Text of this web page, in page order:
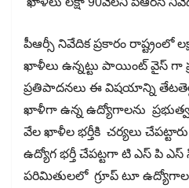
పీఆర్సీ నివేదిక ప్రకారం రాష్ట్రంలో
ఖాళీలు ఉన్నట్టు పాయింట్ వైస్ గా
ప్రతిపాదనలు ఈ విషయాన్ని
ఖాళీగా ఉన్న ఉద్యోగాలను
వేల ఖాళీల భర్తీకి చర్యలు
ఉద్యోగ భర్తీ చేపట్టగా టి ఎస్ పి
పరిమితులలో గ్రూప్ టూ